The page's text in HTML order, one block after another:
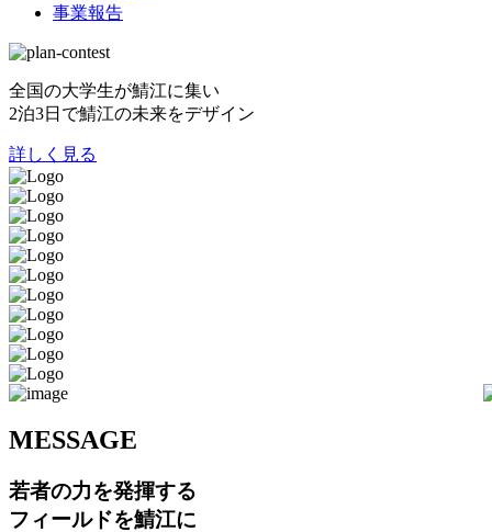
事業報告
全国の大学生が鯖江に集い
2泊3日で鯖江の未来をデザイン
詳しく見る
MESSAGE
若者の力を発揮する
フィールドを鯖江に